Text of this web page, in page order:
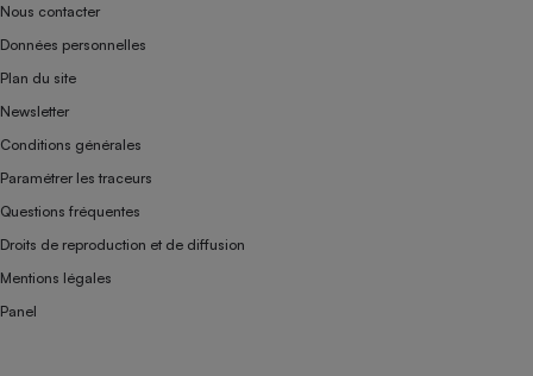
Nous contacter
Données personnelles
Plan du site
Newsletter
Conditions générales
Paramétrer les traceurs
Questions fréquentes
Droits de reproduction et de diffusion
Mentions légales
Panel